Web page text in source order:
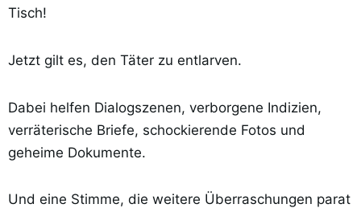
Tisch!
Jetzt gilt es, den Täter zu entlarven.
Dabei helfen Dialogszenen, verborgene Indizien,
verräterische Briefe, schockierende Fotos und
geheime Dokumente.
Und eine Stimme, die weitere Überraschungen parat